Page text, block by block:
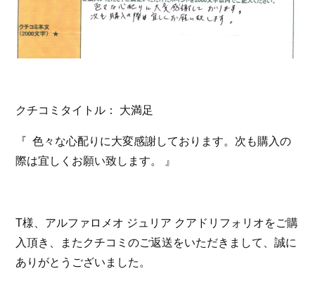
クチコミタイトル： 大満足
『 色々な心配りに大変感謝しております。次も購入の
際は宜しくお願い致します。 』
T様、アルファロメオ ジュリア クアドリフォリオをご購
入頂き、またクチコミのご返送をいただきまして、誠に
ありがとうございました。
お問い合わせ
輸入車買取販売事業）
〒136-0074 東京都江東区東砂7-10-14
TEL : 03-6666-2544
MAIL :info@smart-auto.co.jp
コーポレートサイト
TEL : 03-6666-2544
MAIL :
info@smart-auto.co.jp
プロテクションフィルム専門店
株式会社スマート・カーサービス